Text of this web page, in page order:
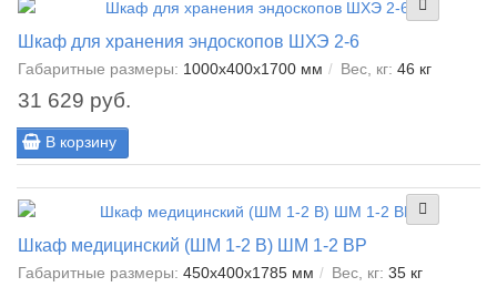
Шкаф для хранения эндоскопов ШХЭ 2-6
Габаритные размеры: 1000х400х1700 мм Вес, кг: 46 кг
31 629 руб.
В корзину
Шкаф медицинский (ШМ 1-2 В) ШМ 1-2 ВР
Габаритные размеры: 450х400х1785 мм Вес, кг: 35 кг